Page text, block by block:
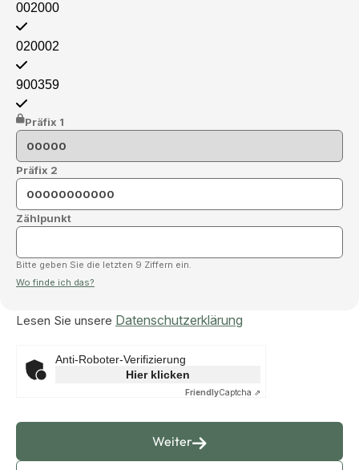
002000
020002
900359
Präfix 1
Präfix 2
Zählpunkt
Bitte geben Sie die letzten 9 Ziffern ein.
Wo finde ich das?
Lesen Sie unsere Datenschutzerklärung
Anti-Roboter-Verifizierung
Hier klicken
FriendlyCaptcha ⇗
Weiter